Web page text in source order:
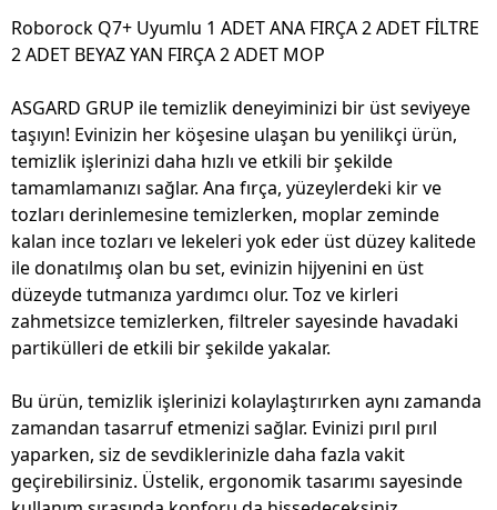
Roborock Q7+ Uyumlu 1 ADET ANA FIRÇA 2 ADET FİLTRE
2 ADET BEYAZ YAN FIRÇA 2 ADET MOP
ASGARD GRUP ile temizlik deneyiminizi bir üst seviyeye
taşıyın! Evinizin her köşesine ulaşan bu yenilikçi ürün,
temizlik işlerinizi daha hızlı ve etkili bir şekilde
tamamlamanızı sağlar. Ana fırça, yüzeylerdeki kir ve
tozları derinlemesine temizlerken, moplar zeminde
kalan ince tozları ve lekeleri yok eder üst düzey kalitede
ile donatılmış olan bu set, evinizin hijyenini en üst
düzeyde tutmanıza yardımcı olur. Toz ve kirleri
zahmetsizce temizlerken, filtreler sayesinde havadaki
partikülleri de etkili bir şekilde yakalar.
Bu ürün, temizlik işlerinizi kolaylaştırırken aynı zamanda
zamandan tasarruf etmenizi sağlar. Evinizi pırıl pırıl
yaparken, siz de sevdiklerinizle daha fazla vakit
geçirebilirsiniz. Üstelik, ergonomik tasarımı sayesinde